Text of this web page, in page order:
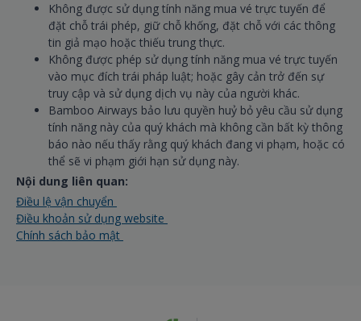
Không được sử dụng tính năng mua vé trực tuyến để
đặt chỗ trái phép, giữ chỗ khống, đặt chỗ với các thông
tin giả mạo hoặc thiếu trung thực.
Không được phép sử dụng tính năng mua vé trực tuyến
vào mục đích trái pháp luật; hoặc gây cản trở đến sự
truy cập và sử dụng dịch vụ này của người khác.
Bamboo Airways bảo lưu quyền huỷ bỏ yêu cầu sử dụng
tính năng này của quý khách mà không cần bất kỳ thông
báo nào nếu thấy rằng quý khách đang vi phạm, hoặc có
thể sẽ vi phạm giới hạn sử dụng này.
Nội dung liên quan:
Điều lệ vận chuyển
Điều khoản sử dụng website
Chính sách bảo mật